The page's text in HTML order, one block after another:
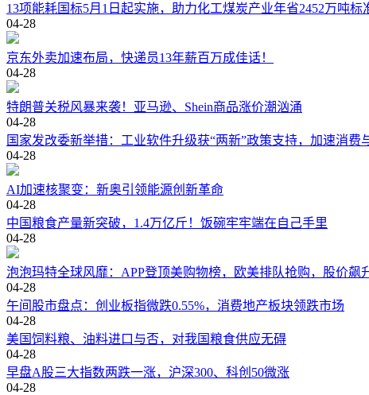
13项能耗国标5月1日起实施，助力化工煤炭产业年省2452万吨标
04-28
京东外卖加速布局，快递员13年薪百万成佳话！
04-28
特朗普关税风暴来袭！亚马逊、Shein商品涨价潮汹涌
04-28
国家发改委新举措：工业软件升级获“两新”政策支持，加速消费
04-28
AI加速核聚变：新奥引领能源创新革命
04-28
中国粮食产量新突破，1.4万亿斤！饭碗牢牢端在自己手里
04-28
泡泡玛特全球风靡：APP登顶美购物榜，欧美排队抢购，股价飙
04-28
午间股市盘点：创业板指微跌0.55%，消费地产板块领跌市场
04-28
美国饲料粮、油料进口与否，对我国粮食供应无碍
04-28
早盘A股三大指数两跌一涨，沪深300、科创50微涨
04-28